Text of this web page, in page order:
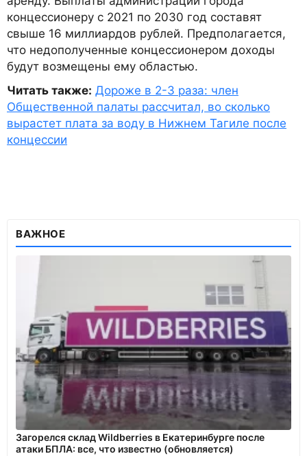
концессионеру с 2021 по 2030 год составят
свыше 16 миллиардов рублей. Предполагается,
что недополученные концессионером доходы
будут возмещены ему областью.
Читать также: Дороже в 2-3 раза: член
Общественной палаты рассчитал, во сколько
вырастет плата за воду в Нижнем Тагиле после
концессии
ВАЖНОЕ
Загорелся склад Wildberries в Екатеринбурге после
атаки БПЛА: все, что известно (обновляется)